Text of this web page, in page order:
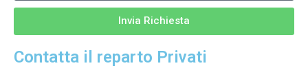
Invia Richiesta
Contatta il reparto Privati